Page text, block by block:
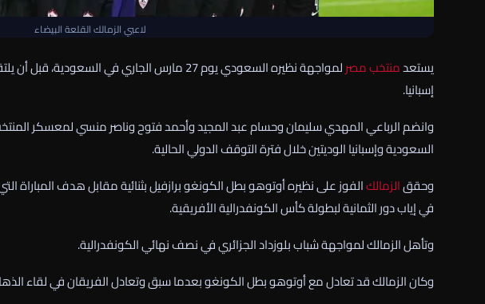
لاعبي الزمالك القلعة البيضاء
يستعدمنتخب مصر
إسبانيا.
وانضم الرباعي المهدي سليمان وحسام عبد المجيد وأحمد فتوح وناصر منسي لمعسكر المنتخب
السعودية وإسبانيا الوديتين خلال فترة التوقف الدولي الحالية.
وحققالزمالكالفوز على نظيره أوتوهو بطل الكونغو برازفيل بثنائية مقابل هدف المباراة
في إياب دور الثمانية لبطولة كأس الكونفدرالية الأفريقية.
وتأهل الزمالك لمواجهة شباب بلوزداد الجزائري في نصف نهائي الكونفدرالية.
وكان الزمالك قد تعادل مع أوتوهو بطل الكونغو بعدما سبق وتعادل الفريقان في لقاء